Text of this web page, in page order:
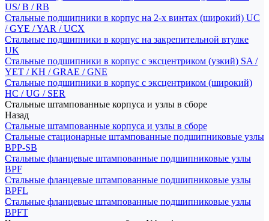
US/ B / RB
Стальные подшипники в корпус на 2-х винтах (широкий) UC
/ GYE / YAR / UCX
Стальные подшипники в корпус на закрепительной втулке
UK
Стальные подшипники в корпус с эксцентриком (узкий) SA /
YET / KH / GRAE / GNE
Стальные подшипники в корпус с эксцентриком (широкий)
HC / UG / SER
Стальные штампованные корпуса и узлы в сборе
Назад
Стальные штампованные корпуса и узлы в сборе
Стальные стационарные штампованные подшипниковые узлы
BPP-SB
Стальные фланцевые штампованные подшипниковые узлы
BPF
Стальные фланцевые штампованные подшипниковые узлы
BPFL
Стальные фланцевые штампованные подшипниковые узлы
BPFT